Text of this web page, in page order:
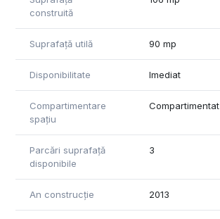
construită
Suprafață utilă 90 mp
Disponibilitate Imediat
Compartimentare
spațiu
Compartimentat
Parcări suprafață
disponibile
3
An construcție 2013